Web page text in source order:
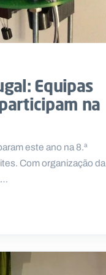
Equipas
na
este ano na 8.ª
Com organização da